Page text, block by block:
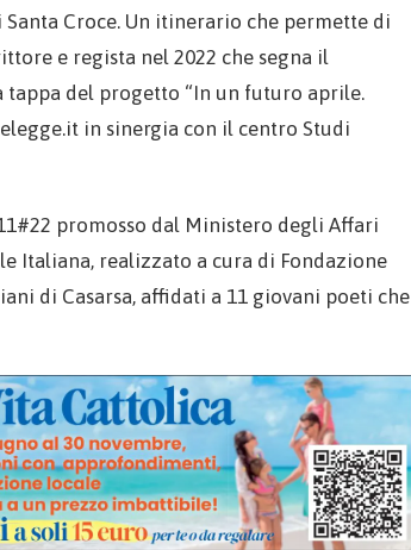
Santa Croce. Un itinerario che permette di
e regista nel 2022 che segna il
tappa del progetto “In un futuro aprile.
in sinergia con il centro Studi
promosso dal Ministero degli Affari
Italiana, realizzato a cura di Fondazione
di Casarsa, affidati a 11 giovani poeti che